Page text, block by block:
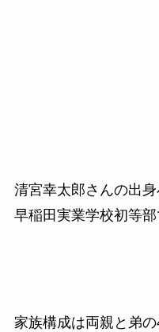
清宮幸太郎さんの出
早稲田実業学校初等部
家族構成は両親と弟の